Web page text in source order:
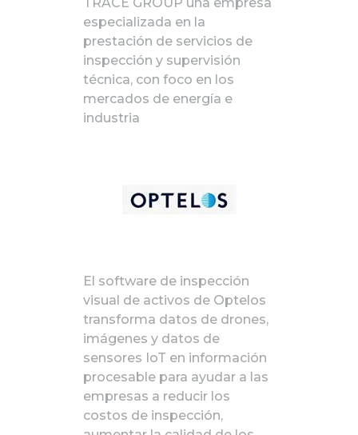
especializada en la
prestación de servicios de
inspección y supervisión
técnica, con foco en los
mercados de energía e
industria
El software de inspección
visual de activos de Optelos
transforma datos de drones,
imágenes y datos de
sensores IoT en información
procesable para ayudar a las
empresas a reducir los
costos de inspección,